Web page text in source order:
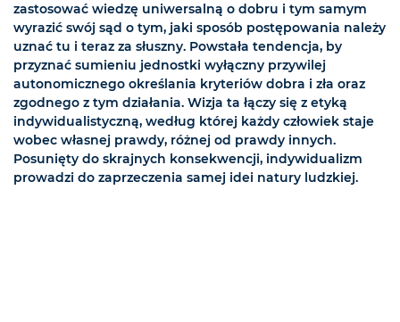
zastosować wiedzę uniwersalną o dobru i tym samym
wyrazić swój sąd o tym, jaki sposób postępowania należy
uznać tu i teraz za słuszny. Powstała tendencja, by
przyznać sumieniu jednostki wyłączny przywilej
autonomicznego określania kryteriów dobra i zła oraz
zgodnego z tym działania. Wizja ta łączy się z etyką
indywidualistyczną, według której każdy człowiek staje
wobec własnej prawdy, różnej od prawdy innych.
Posunięty do skrajnych konsekwencji, indywidualizm
prowadzi do zaprzeczenia samej idei natury ludzkiej.